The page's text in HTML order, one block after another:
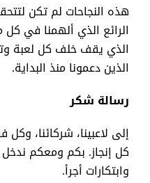
هذه النجاحات لمتكن
الرائع الذي ألهمنا في كل
الذي يقفخلف كل لعبة
الذيندعمونامنذ البداية.
رسالة شكر
إلى لاعبينا، شركائنا، وكل
كل إنجاز. بكم ومعكم ندخل
وابتكارات أجرأ.